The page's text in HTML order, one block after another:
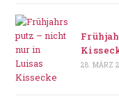
28. MÄRZ